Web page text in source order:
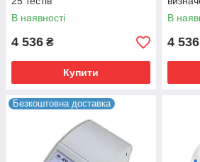
В наявності
4 536 ₴
Купити
В
4 536
Безкоштовна доставка